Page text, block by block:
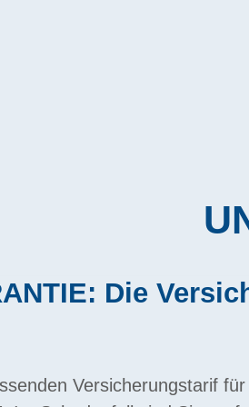
Die
Versicherungstarif